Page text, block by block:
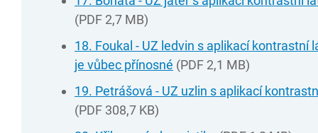
(PDF 2,7 MB)
18. Foukal - UZ ledvin s aplikací kontrastní
je vůbec přínosné (PDF 2,1 MB)
19. Petrášová - UZ uzlin s aplikací
(PDF 308,7 KB)